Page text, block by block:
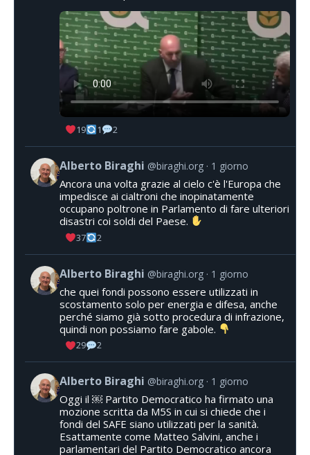
19 1 2
Alberto Biraghi @biraghi.org 1 giorno
Ancora una volta grazie al cielo c'è l'Europa che
impedisce ai cialtroni che inopinatamente
occupano poltrone in Parlamento di fare ulteriori
disastri coi soldi del Paese.
37 2
Alberto Biraghi @biraghi.org 1 giorno
che quei fondi possono essere utilizzati in
scostamento solo per energia e difesa, anche
perché siamo già sotto procedura di infrazione,
quindi non possiamo fare gabole.
29 2
Alberto Biraghi @biraghi.org 1 giorno
Oggi il ￼ Partito Democratico ha firmato una
mozione scritta da M5S in cui si chiede che i
fondi del SAFE siano utilizzati per la sanità.
Esattamente come Matteo Salvini, anche i
parlamentari del Partito Democratico ancora